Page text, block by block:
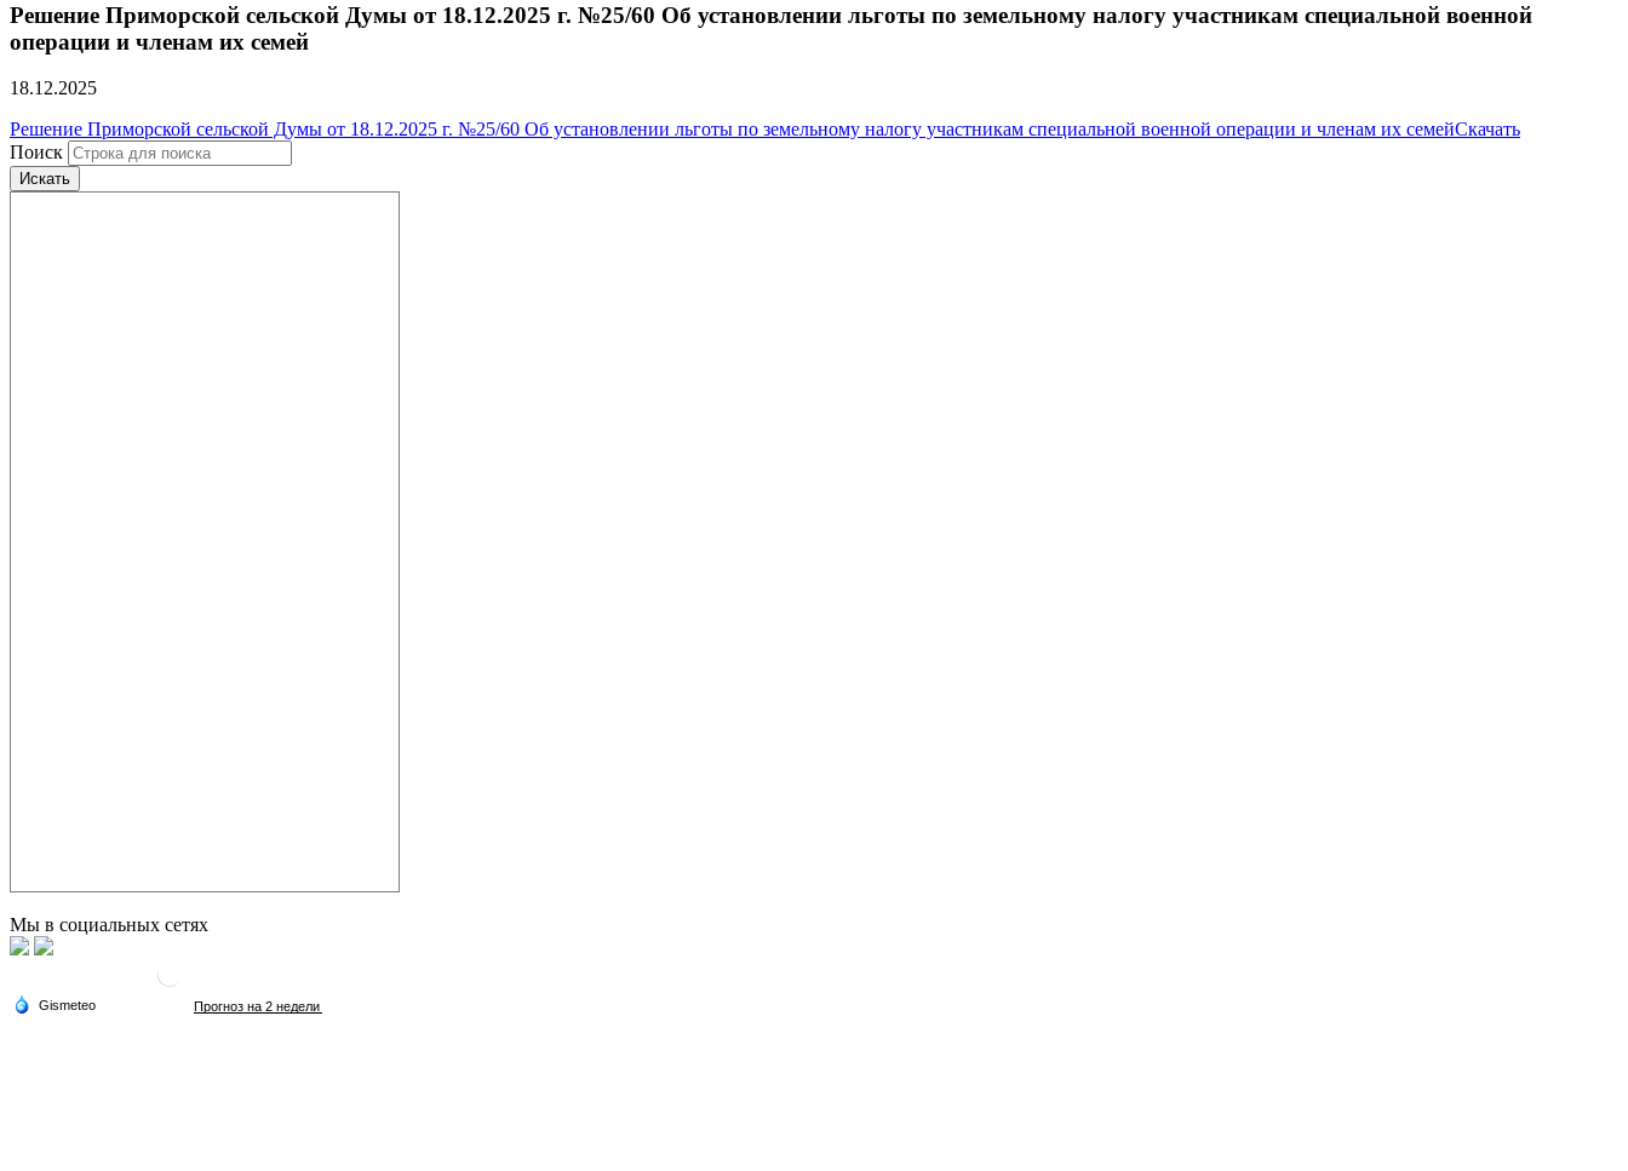
Решение Приморской сельской Думы от 18.12.2025 г. №25/60 Об установлении льготы по земельному налогу участникам специальной военной
операции и членам их семей
18.12.2025
Решение Приморской сельской Думы от 18.12.2025 г. №25/60 Об установлении льготы по земельному налогу участникам специальной военной операции и членам их семейСкачать
Поиск
Искать
Мы в социальных сетях